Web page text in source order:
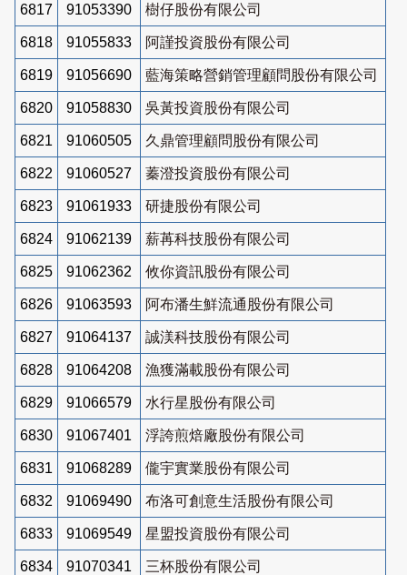
6817 91053390 樹仔股份有限公司
6818 91055833 阿謹投資股份有限公司
6819 91056690 藍海策略營銷管理顧問股份有限公司
6820 91058830 吳黃投資股份有限公司
6821 91060505 久鼎管理顧問股份有限公司
6822 91060527 蓁澄投資股份有限公司
6823 91061933 研捷股份有限公司
6824 91062139 薪苒科技股份有限公司
6825 91062362 攸你資訊股份有限公司
6826 91063593 阿布潘生鮮流通股份有限公司
6827 91064137 誠渼科技股份有限公司
6828 91064208 漁獲滿載股份有限公司
6829 91066579 水行星股份有限公司
6830 91067401 浮誇煎焙廠股份有限公司
6831 91068289 儱宇實業股份有限公司
6832 91069490 布洛可創意生活股份有限公司
6833 91069549 星盟投資股份有限公司
6834 91070341 三杯股份有限公司